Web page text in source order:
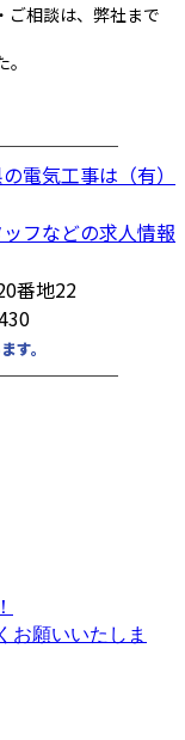
ご相談は、弊社まで
電気工事は（有）
フなどの求人情報
番地22
す。
お願いいたしま